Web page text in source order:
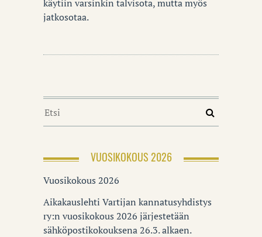
käytiin varsinkin talvisota, mutta myös
jatkosotaa.
VUOSIKOKOUS 2026
Vuosikokous 2026
Aikakauslehti Vartijan kannatusyhdistys
ry:n vuosikokous 2026 järjestetään
sähköpostikokouksena 26.3. alkaen.